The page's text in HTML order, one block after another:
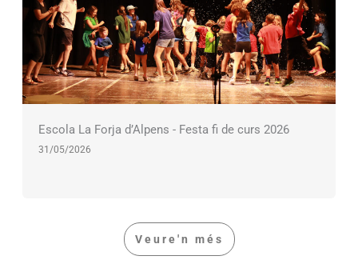
Escola La Forja d’Alpens - Festa fi de curs 2026
31/05/2026
Veure'n més